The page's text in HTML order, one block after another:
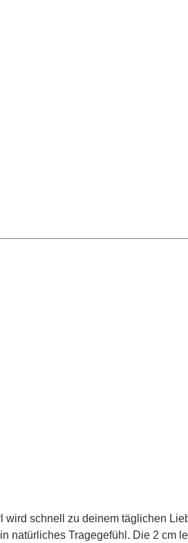
schnell zu deinem täglichen
natürliches Tragegefühl. Die 2 cm